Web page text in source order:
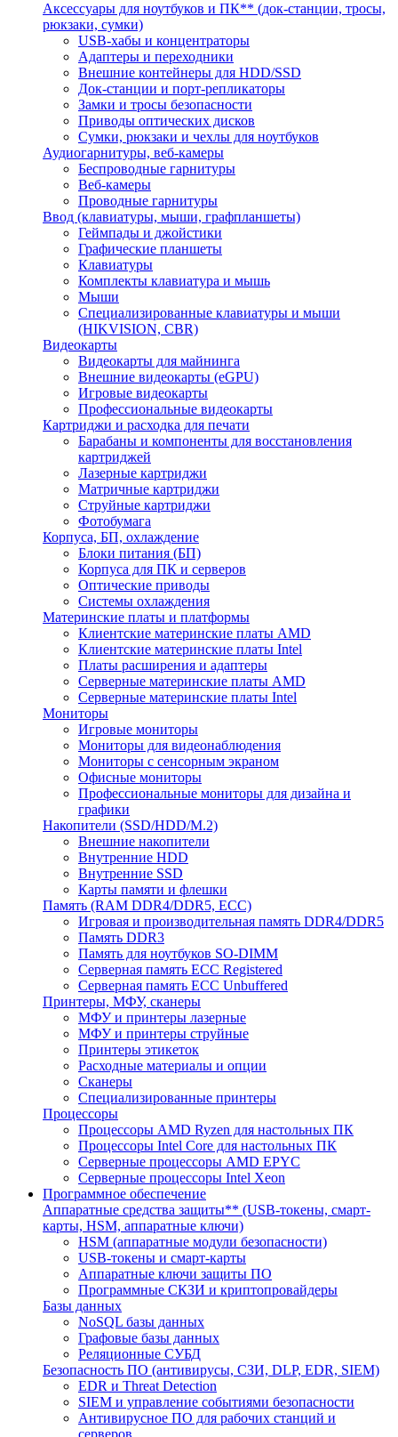
Аксессуары для ноутбуков и ПК** (док-станции, тросы,
рюкзаки, сумки)
USB-хабы и концентраторы
Адаптеры и переходники
Внешние контейнеры для HDD/SSD
Док-станции и порт-репликаторы
Замки и тросы безопасности
Приводы оптических дисков
Сумки, рюкзаки и чехлы для ноутбуков
Аудиогарнитуры, веб-камеры
Беспроводные гарнитуры
Веб-камеры
Проводные гарнитуры
Ввод (клавиатуры, мыши, графпланшеты)
Геймпады и джойстики
Графические планшеты
Клавиатуры
Комплекты клавиатура и мышь
Мыши
Специализированные клавиатуры и мыши
(HIKVISION, CBR)
Видеокарты
Видеокарты для майнинга
Внешние видеокарты (eGPU)
Игровые видеокарты
Профессиональные видеокарты
Картриджи и расходка для печати
Барабаны и компоненты для восстановления
картриджей
Лазерные картриджи
Матричные картриджи
Струйные картриджи
Фотобумага
Корпуса, БП, охлаждение
Блоки питания (БП)
Корпуса для ПК и серверов
Оптические приводы
Системы охлаждения
Материнские платы и платформы
Клиентские материнские платы AMD
Клиентские материнские платы Intel
Платы расширения и адаптеры
Серверные материнские платы AMD
Серверные материнские платы Intel
Мониторы
Игровые мониторы
Мониторы для видеонаблюдения
Мониторы с сенсорным экраном
Офисные мониторы
Профессиональные мониторы для дизайна и
графики
Накопители (SSD/HDD/M.2)
Внешние накопители
Внутренние HDD
Внутренние SSD
Карты памяти и флешки
Память (RAM DDR4/DDR5, ECC)
Игровая и производительная память DDR4/DDR5
Память DDR3
Память для ноутбуков SO-DIMM
Серверная память ECC Registered
Серверная память ECC Unbuffered
Принтеры, МФУ, сканеры
МФУ и принтеры лазерные
МФУ и принтеры струйные
Принтеры этикеток
Расходные материалы и опции
Сканеры
Специализированные принтеры
Процессоры
Процессоры AMD Ryzen для настольных ПК
Процессоры Intel Core для настольных ПК
Серверные процессоры AMD EPYC
Серверные процессоры Intel Xeon
Программное обеспечение
Аппаратные средства защиты** (USB-токены, смарт-
карты, HSM, аппаратные ключи)
HSM (аппаратные модули безопасности)
USB-токены и смарт-карты
Аппаратные ключи защиты ПО
Программные СКЗИ и криптопровайдеры
Базы данных
NoSQL базы данных
Графовые базы данных
Реляционные СУБД
Безопасность ПО (антивирусы, СЗИ, DLP, EDR, SIEM)
EDR и Threat Detection
SIEM и управление событиями безопасности
Антивирусное ПО для рабочих станций и
серверов